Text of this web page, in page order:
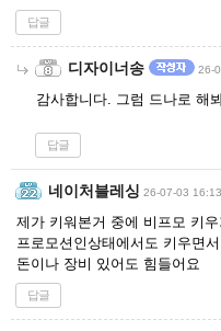
답글
디자이너송 26-
감사합니다. 그럼 드나로 해
답글
네이처블레싱 26-07-03 16:13
제가 키워본거 중에 비프모 키
프로모션인상태에서도 키우면
돈이나 장비 있어도 힘들어요
답글